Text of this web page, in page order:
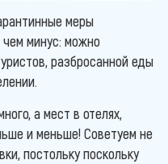
меры
минус: можно
разбросанной еды
а мест в отелях,
и меньше! Советуем не
постольку поскольку